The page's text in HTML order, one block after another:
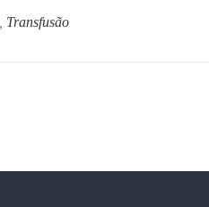
Transfusão